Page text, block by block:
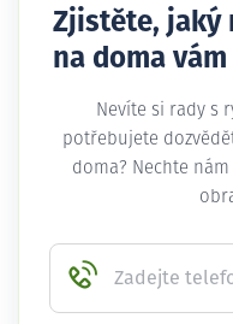
Zjistěte, jaký
na doma
Nevíte si rady s
potřebujete
doma? Nechte
Zadejte